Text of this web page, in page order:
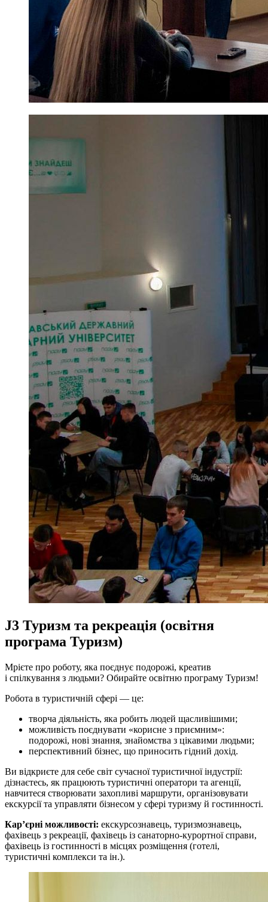
J3 Туризм та рекреація (освітня
програма Туризм)
Мрієте про роботу, яка поєднує подорожі, креатив
і спілкування з людьми? Обирайте освітню програму Туризм!
Робота в туристичній сфері — це:
творча діяльність, яка робить людей щасливішими;
можливість поєднувати «корисне з приємним»:
подорожі, нові знання, знайомства з цікавими людьми;
перспективний бізнес, що приносить гідний дохід.
Ви відкриєте для себе світ сучасної туристичної індустрії:
дізнаєтесь, як працюють туристичні оператори та агенції,
навчитеся створювати захопливі маршрути, організовувати
екскурсії та управляти бізнесом у сфері туризму й гостинності.
Кар’єрні можливості: екскурсознавець, туризмознавець,
фахівець з рекреації, фахівець із санаторно-курортної справи,
фахівець із гостинності в місцях розміщення (готелі,
туристичні комплекси та ін.).